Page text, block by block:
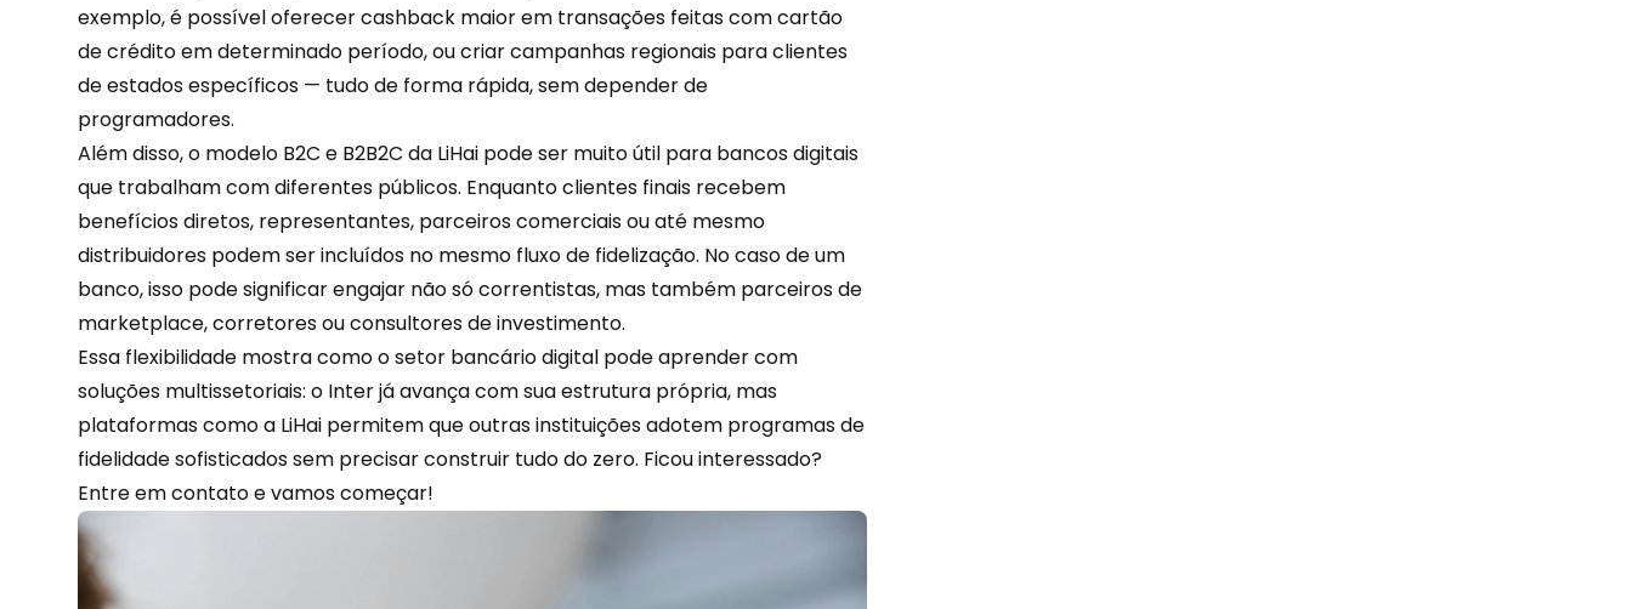
exemplo, é possível oferecer cashback maior em transações feitas com cartão
de crédito em determinado período, ou criar campanhas regionais para clientes
de estados específicos — tudo de forma rápida, sem depender de
programadores.
Além disso, o modelo B2C e B2B2C da LiHai pode ser muito útil para bancos digitais
que trabalham com diferentes públicos. Enquanto clientes finais recebem
benefícios diretos, representantes, parceiros comerciais ou até mesmo
distribuidores podem ser incluídos no mesmo fluxo de fidelização. No caso de um
banco, isso pode significar engajar não só correntistas, mas também parceiros de
marketplace, corretores ou consultores de investimento.
Essa flexibilidade mostra como o setor bancário digital pode aprender com
soluções multissetoriais: o Inter já avança com sua estrutura própria, mas
plataformas como a LiHai permitem que outras instituições adotem programas de
fidelidade sofisticados sem precisar construir tudo do zero. Ficou interessado?
Entre em contatoe vamos começar!